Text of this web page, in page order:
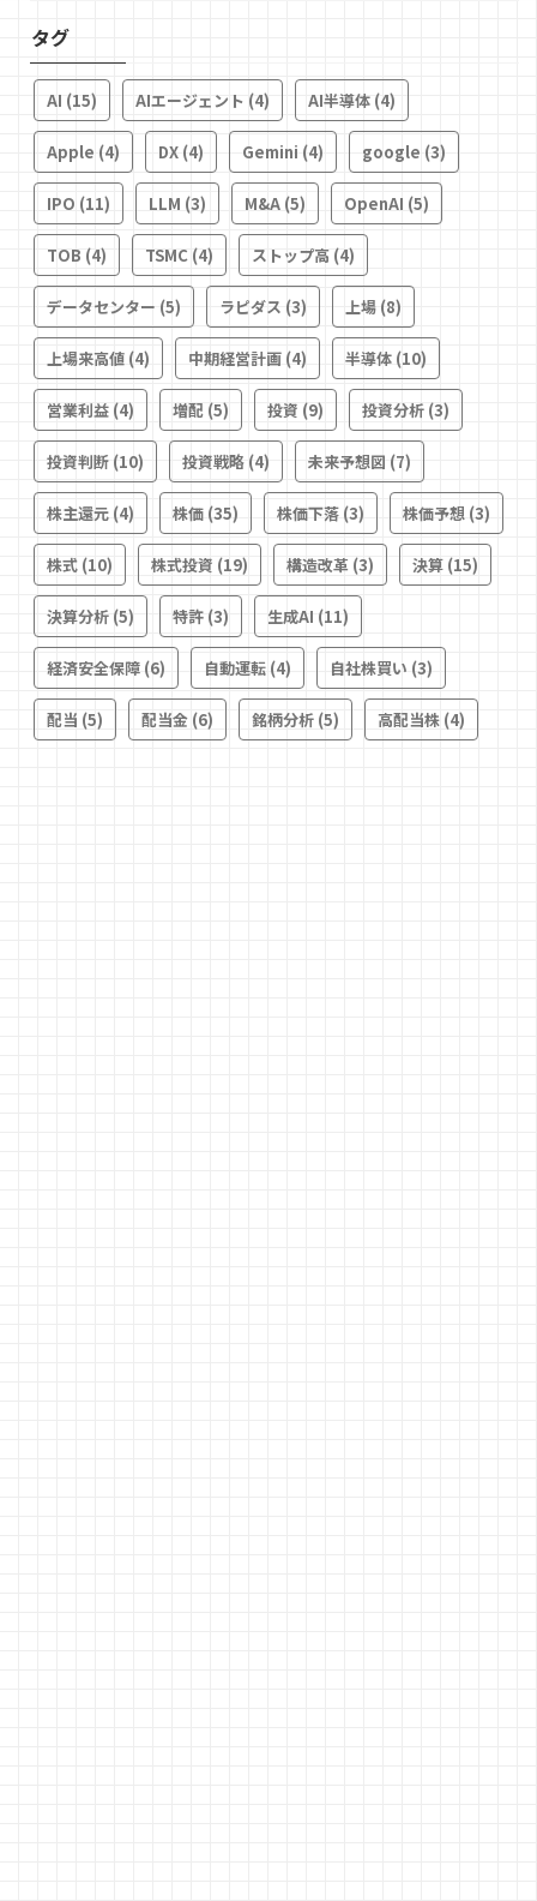
タグ
AI (15) AIエージェント (4) AI半導体 (4)
Apple (4) DX (4) Gemini (4) google (3)
IPO (11) LLM (3) M&A (5) OpenAI (5)
TOB (4) TSMC (4) ストップ高 (4)
データセンター (5) ラピダス (3) 上場 (8)
上場来高値 (4) 中期経営計画 (4) 半導体 (10)
営業利益 (4) 増配 (5) 投資 (9) 投資分析 (3)
投資判断 (10) 投資戦略 (4) 未来予想図 (7)
株主還元 (4) 株価 (35) 株価下落 (3) 株価予想 (3)
株式 (10) 株式投資 (19) 構造改革 (3) 決算 (15)
決算分析 (5) 特許 (3) 生成AI (11)
経済安全保障 (6) 自動運転 (4) 自社株買い (3)
配当 (5) 配当金 (6) 銘柄分析 (5) 高配当株 (4)